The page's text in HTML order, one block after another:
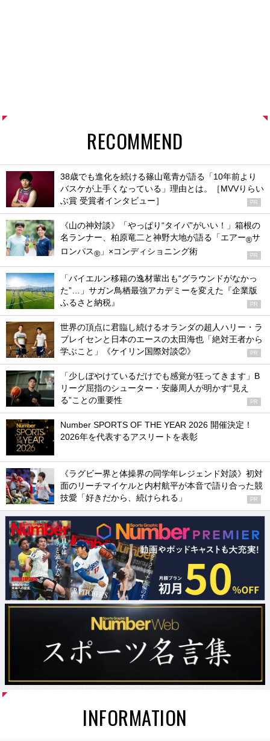
RECOMMEND
38歳でも進化を続ける篠山竜青が語る「10年前より
バスケが上手くなっている」理由とは。［MVVりらい
ぶ賞 受賞者インタビュー］
PR
《山の神対談》「やっぱり“タイパ”がいい！」箱根の
名ランナー、柏原竜二と神野大地が語る「エアー®サ
ロンパス® 」×コンディショニング術 PR
「バイエルン移籍の逸材輩出も“グラウンドがなかっ
た”…」サガン鳥栖最強アカデミーを変えた『企業版
ふるさと納税』
PR
世界の頂点に君臨し続けるオランダの超人ハリー・ラ
ブレイセンと日本のエースの太田海也「絶対王者から
学ぶこと」《ケイリン国際対談②》
PR
「少しぼやけているだけでも感覚が狂ってきます」B
リーグ屈指のシューター・安藤周人が明かす“見え
る”ことの重要性
PR
Number SPORTS OF THE YEAR 2026 開催決定！
2026年を代表するアスリートを表彰
《ラグビー界と体操界の同学年レジェンド対談》初対
面のリーチマイケルと内村航平が本音で語り合った競
技愛「好きだから、続けられる」
PR
INFORMATION